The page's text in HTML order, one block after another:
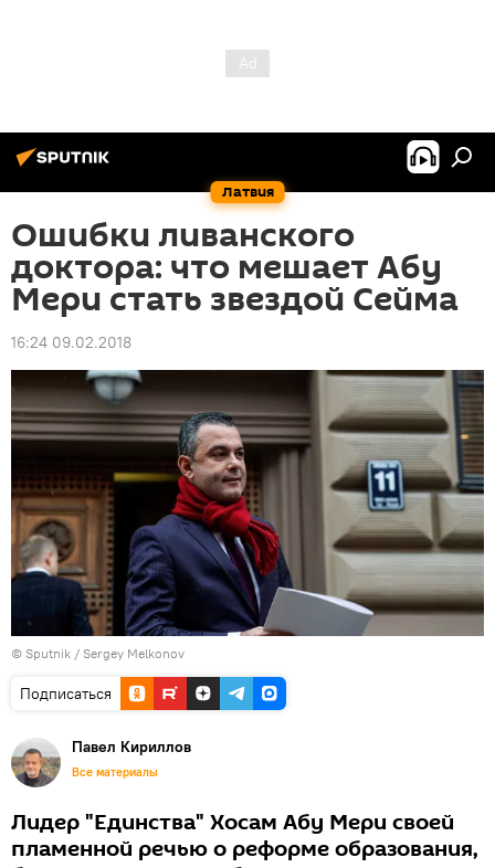
Латвия
Ошибки ливанского
доктора: что мешает Абу
Мери стать звездой Сейма
16:24 09.02.2018
© Sputnik / Sergey Melkonov
Подписаться
Павел Кириллов
Все материалы
Лидер "Единства" Хосам Абу Мери своей
пламенной речью о реформе образования,